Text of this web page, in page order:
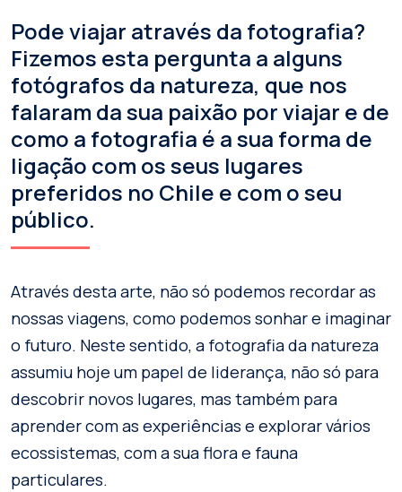
Pode viajar através da fotografia?
Fizemos esta pergunta a alguns
fotógrafos da natureza, que nos
falaram da sua paixão por viajar e de
como a fotografia é a sua forma de
ligação com os seus lugares
preferidos no Chile e com o seu
público.
Através desta arte, não só podemos recordar as
nossas viagens, como podemos sonhar e imaginar
o futuro. Neste sentido, a fotografia da natureza
assumiu hoje um papel de liderança, não só para
descobrir novos lugares, mas também para
aprender com as experiências e explorar vários
ecossistemas, com a sua flora e fauna
particulares.